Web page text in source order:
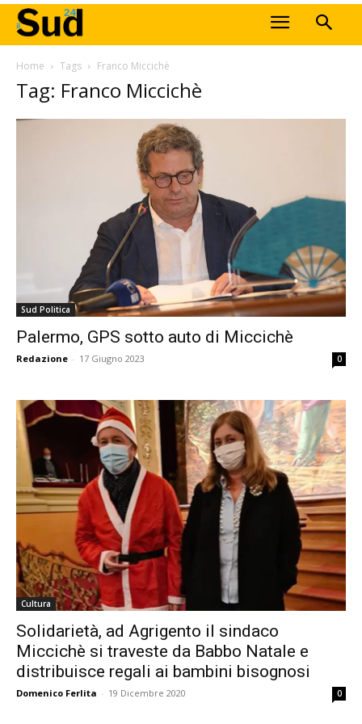
Home Tags Franco Miccichè
Tag: Franco Miccichè
Sud Politica
Palermo, GPS sotto auto di Miccichè
Redazione - 17 Giugno 2023 0
Cultura
Solidarietà, ad Agrigento il sindaco
Miccichè si traveste da Babbo Natale e
distribuisce regali ai bambini bisognosi
Domenico Ferlita - 19 Dicembre 2020 0